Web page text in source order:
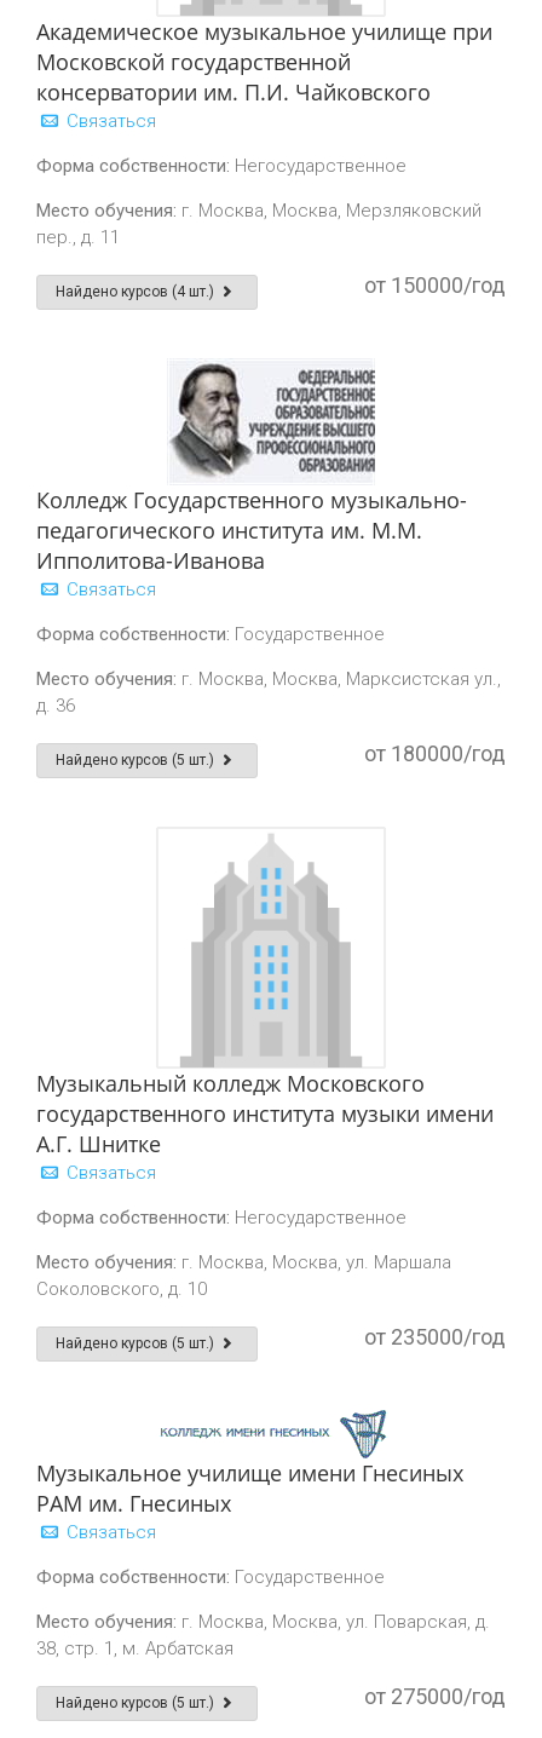
Академическое музыкальное училище при
Московской государственной
консерватории им. П.И. Чайковского
Связаться
Форма собственности: Негосударственное
Место обучения: г. Москва, Москва, Мерзляковский
пер., д. 11
Найдено курсов (4 шт.) от 150000/год
Колледж Государственного музыкально-
педагогического института им. М.М.
Ипполитова-Иванова
Связаться
Форма собственности: Государственное
Место обучения: г. Москва, Москва, Марксистская ул.,
д. 36
Найдено курсов (5 шт.) от 180000/год
Музыкальный колледж Московского
государственного института музыки имени
А.Г. Шнитке
Связаться
Форма собственности: Негосударственное
Место обучения: г. Москва, Москва, ул. Маршала
Соколовского, д. 10
Найдено курсов (5 шт.) от 235000/год
Музыкальное училище имени Гнесиных
РАМ им. Гнесиных
Связаться
Форма собственности: Государственное
Место обучения: г. Москва, Москва, ул. Поварская, д.
38, стр. 1, м. Арбатская
Найдено курсов (5 шт.) от 275000/год